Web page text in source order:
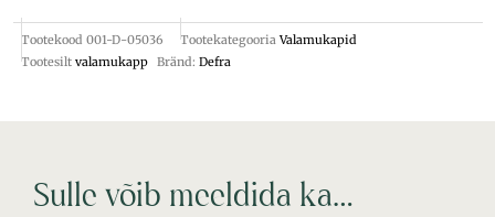
Tootekood 001-D-05036 Tootekategooria Valamukapid
Tootesilt valamukapp Bränd: Defra
Sulle võib meeldida ka…